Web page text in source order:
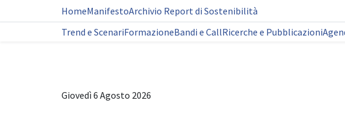
HomeManifestoArchivio Report di Sostenibilità
Trend e ScenariFormazioneBandi e CallRicerche e Pubblicazioni
Giovedì 6 Agosto 2026